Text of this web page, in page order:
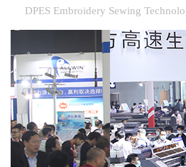
DPES Embroidery Sewing